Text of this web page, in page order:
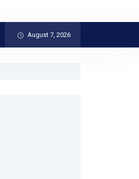
事件應回歸制度檢討、勿淪政治攻防
August 7, 2026